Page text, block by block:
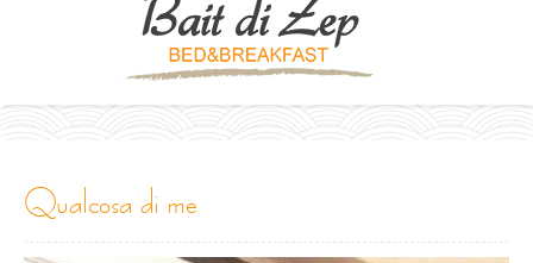
qualcosa di me